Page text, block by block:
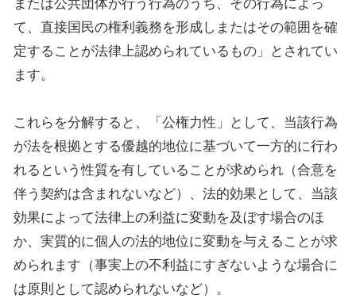
または公共団体が行う行為のうち、その行為によっ
て、直接国民の権利義務を形成しまたはその範囲を確
定することが法律上認められているもの」とされてい
ます。
これらを分解すると、「公権力性」として、当該行為
が法を根拠とする優越的地位に基づいて一方的に行わ
れるという性質を有していることが求められ（合意を
伴う契約は含まれないなど）、法的効果として、当該
効果によって法律上の利益に変動を及ぼす場合のほ
か、実質的に個人の法的地位に変動を与えることが求
められます（事実上の不利益にすぎないような場合に
は原則として認められないなど）。